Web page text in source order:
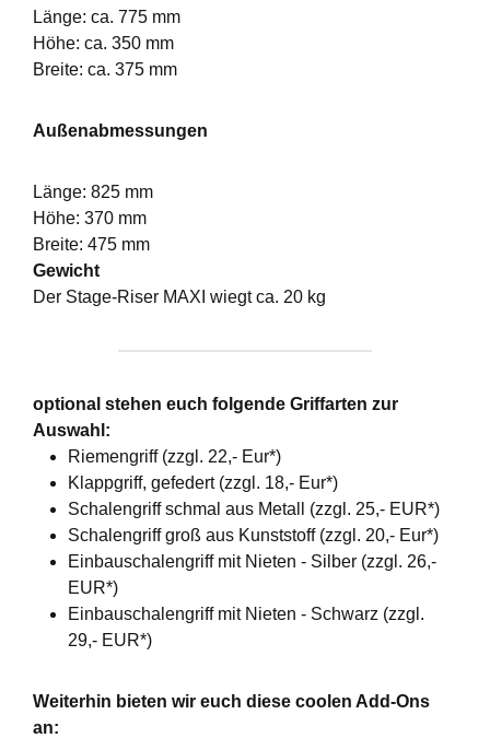
Länge: ca. 775 mm
Höhe: ca. 350 mm
Breite: ca. 375 mm
Außenabmessungen
Länge: 825 mm
Höhe: 370 mm
Breite: 475 mm
Gewicht
Der Stage-Riser MAXI wiegt ca. 20 kg
optional stehen euch folgende Griffarten zur
Auswahl:
Riemengriff (zzgl. 22,- Eur*)
Klappgriff, gefedert (zzgl. 18,- Eur*)
Schalengriff schmal aus Metall (zzgl. 25,- EUR*)
Schalengriff groß aus Kunststoff (zzgl. 20,- Eur*)
Einbauschalengriff mit Nieten - Silber (zzgl. 26,-
EUR*)
Einbauschalengriff mit Nieten - Schwarz (zzgl.
29,- EUR*)
Weiterhin bieten wir euch diese coolen Add-Ons
an: